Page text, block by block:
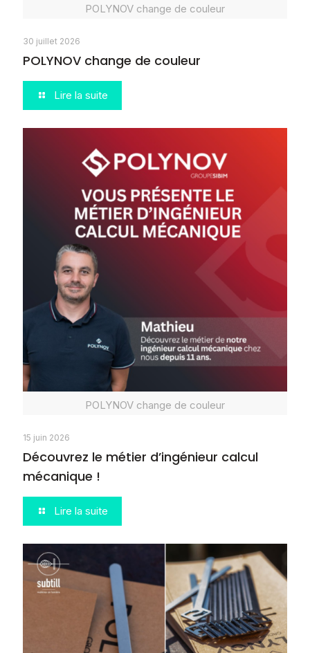
POLYNOV change de couleur
30 juillet 2026
POLYNOV change de couleur
Lire la suite
POLYNOV change de couleur
15 juin 2026
Découvrez le métier d’ingénieur calcul
mécanique !
Lire la suite